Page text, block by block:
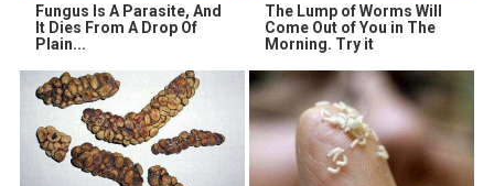
Fungus Is A Parasite, And
It Dies From A Drop Of
Plain...
The Lump of Worms Will
Come Out of You in The
Morning. Try it